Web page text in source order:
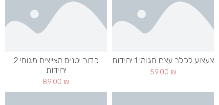
צעצוע לכלב עצם מגומי 1 יחידות
59.00 ₪
כדור יטניס מצייצים מגומי 2
יחידות
89.00 ₪